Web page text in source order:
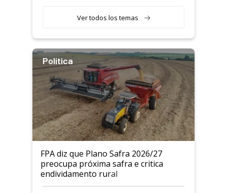
Ver todos los temas
Política
FPA diz que Plano Safra 2026/27
preocupa próxima safra e critica
endividamento rural